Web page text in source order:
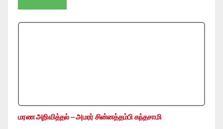
மரண அறிவித்தல் – அமரர் சின்னத்தம்பி கந்தசாமி